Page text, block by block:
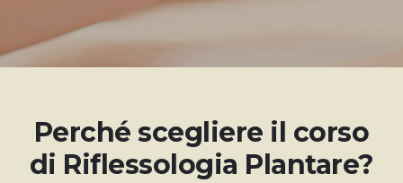
Perché scegliere il corso
di Riflessologia Plantare?